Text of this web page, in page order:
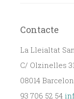
Contacte
La Lleialtat
C/ Olzinelles
08014
93 706 52 54